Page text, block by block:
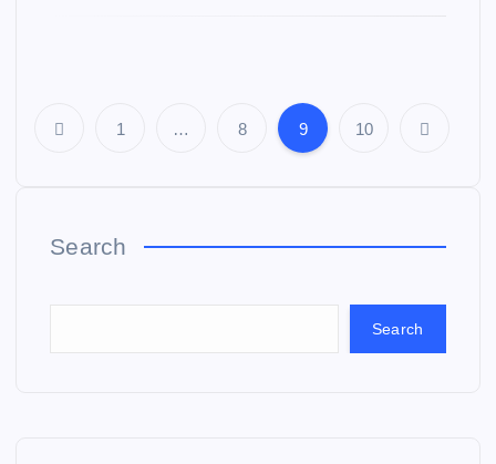
s
1 … 8 9 10
Search
Search